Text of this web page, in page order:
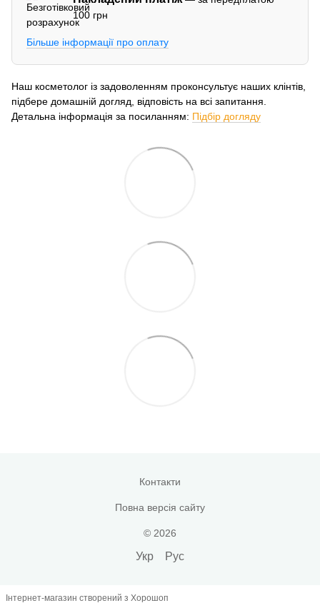
100 грн
Більше інформації про оплату
Наш косметолог із задоволенням проконсультує наших клінтів,
підбере домашній догляд, відповість на всі запитання.
Детальна інформація за посиланням: Підбір догляду
Контакти
Повна версія сайту
© 2026
Укр Рус
Інтернет-магазин створений з Хорошоп